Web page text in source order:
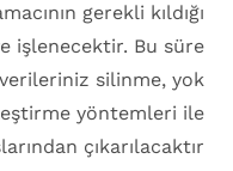
gerekli kıldığı
işlenecektir. Bu süre
silinme, yok
yöntemleri ile
çıkarılacaktır.